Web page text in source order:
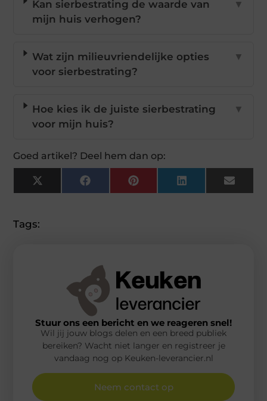
Kan sierbestrating de waarde van
mijn huis verhogen?
▼
Wat zijn milieuvriendelijke opties
voor sierbestrating?
▼
Hoe kies ik de juiste sierbestrating
voor mijn huis?
▼
Goed artikel? Deel hem dan op:
X
(Twitter)
FacebookPinterestLinkedInEmail
Tags:
Stuur ons een bericht en we reageren snel!
Wil jij jouw blogs delen en een breed publiek
bereiken? Wacht niet langer en registreer je
vandaag nog op Keuken-leverancier.nl
Neem contact op